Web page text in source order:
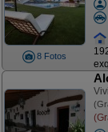
8 Fotos